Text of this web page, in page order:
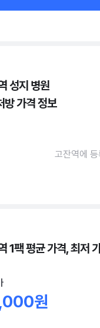
성지 병원
방 가격 정보
고잔역에
1팩 평균 가격, 최저
원